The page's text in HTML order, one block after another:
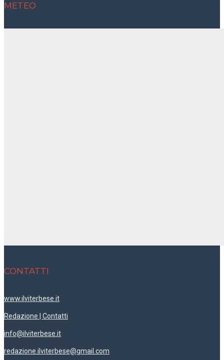
METEO
CONTATTI
www.ilviterbese.it
Redazione | Contatti
info@ilviterbese.it
redazione.ilviterbese@gmail.com